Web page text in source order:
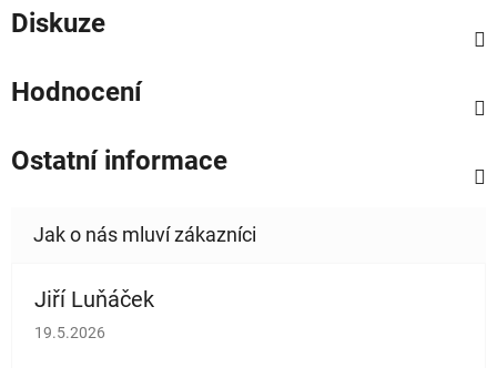
Diskuze
Hodnocení
Ostatní informace
Jiří Luňáček
Hodnocení obchodu je 5 z 5 hvězdiček.
19.5.2026